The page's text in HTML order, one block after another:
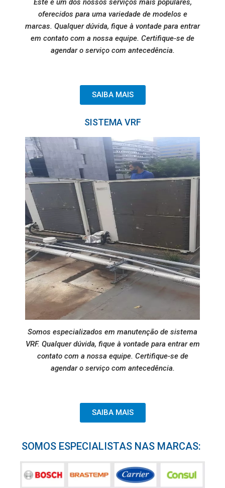
Este é um dos nossos serviços mais populares,
oferecidos para uma variedade de modelos e
marcas. Qualquer dúvida, fique à vontade para entrar
em contato com a nossa equipe. Certifique-se de
agendar o serviço com antecedência.
SAIBA MAIS
SISTEMA VRF
Somos especializados em manutenção de sistema
VRF. Qualquer dúvida, fique à vontade para entrar em
contato com a nossa equipe. Certifique-se de
agendar o serviço com antecedência.
SAIBA MAIS
SOMOS ESPECIALISTAS NAS MARCAS: ​